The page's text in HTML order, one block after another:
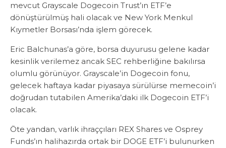
mevcut Grayscale Dogecoin Trust’ın ETF’e
dönüştürülmüş hali olacak ve New York Menkul
Kıymetler Borsası’nda işlem görecek.
Eric Balchunas’a göre, borsa duyurusu gelene kadar
kesinlik verilemez ancak SEC rehberliğine bakılırsa
olumlu görünüyor. Grayscale’in Dogecoin fonu,
gelecek haftaya kadar piyasaya sürülürse memecoin’i
doğrudan tutabilen Amerika’daki ilk Dogecoin ETF’i
olacak.
Öte yandan, varlık ihraççıları REX Shares ve Osprey
Funds’ın halihazırda ortak bir DOGE ETF’i bulunurken